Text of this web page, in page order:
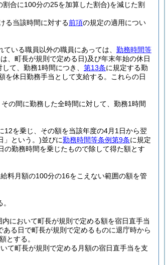
合に100分の25を加算した割合)を減じた割
る当該時間に対する前項の規定の適用につい
いる職員以外の職員にあっては、 勤務時間等
、町長が規則で定める日)及び年末年始の休日
て、勤務1時間につき、 第13条に規定する勤
休日勤務手当として支給する。
これらの日
の間に勤務した全時間に対して、勤務1時間
を乗じ、その額を当該年度の4月1日から翌
」という。)並びに勤務時間等条例第9条に規定
の勤務時間を乗じたもので除して得た額とす
料月額の100分の16をこえない範囲の額を管
において町長が規則で定める額を宿日直手当
る日で町長が規則で定めるものに退庁時から
とする。
て町長が規則で定める月額の宿日直手当を支